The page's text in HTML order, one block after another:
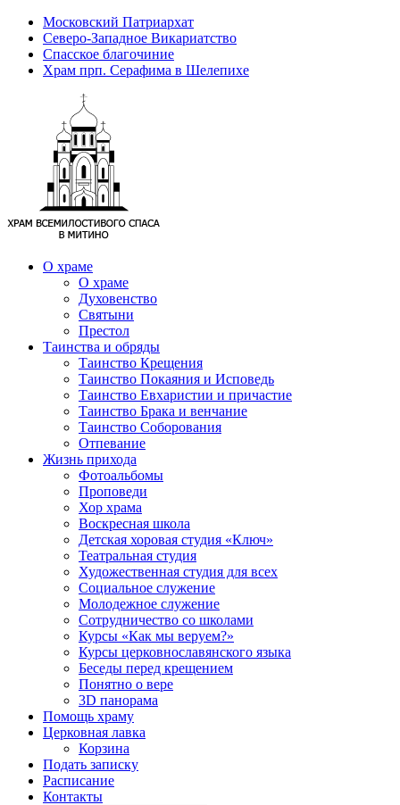
Московский Патриархат
Северо-Западное Викариатство
Спасское благочиние
Храм прп. Серафима в Шелепихе
О храме
О храме
Духовенство
Святыни
Престол
Таинства и обряды
Таинство Крещения
Таинство Покаяния и Исповедь
Таинство Евхаристии и причастие
Таинство Брака и венчание
Таинство Соборования
Отпевание
Жизнь прихода
Фотоальбомы
Проповеди
Хор храма
Воскресная школа
Детская хоровая студия «Ключ»
Театральная студия
Х​удожественная студия для всех
Социальное служение
Молодежное служение
Сотрудничество со школами
Курсы «Как мы веруем?»
Курсы церковнославянского языка
Беседы перед крещением
Понятно о вере
3D панорама
Помощь храму
Церковная лавка
Корзина
Подать записку
Расписание
Контакты